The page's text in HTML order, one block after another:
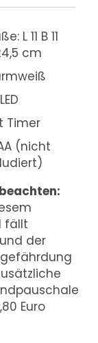
L 11 B 11
cm
Timer
(nicht
fällt
der
Euro